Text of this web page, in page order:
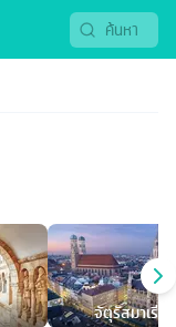
จัตุรัสมาเรียน